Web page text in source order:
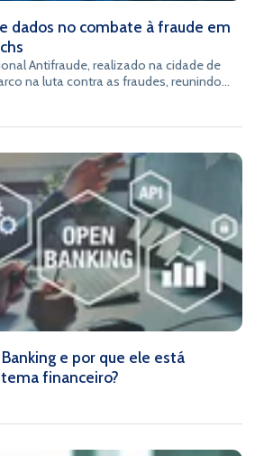
dados no combate à fraude em
Antifraude, realizado na cidade de
na luta contra as fraudes, reunindo
de stakeholders dos setores
independente na Febraban e membro
Group, um Think Tank dedicado a
entre os setores público e privado,
crucial da união de esforços no
questão crítica.
e por que ele está
financeiro?